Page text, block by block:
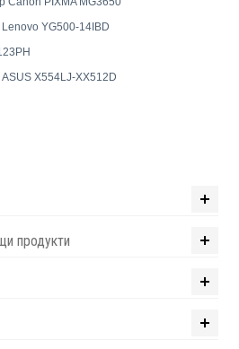
YG500-14IBD
X554LJ-XX512D
продукти